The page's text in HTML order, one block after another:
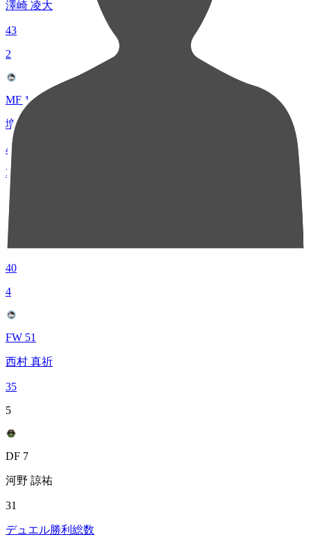
澤崎 凌大
43
2
MF 19
増田 隼司
42
3
DF 6
舘野 俊祐
40
4
FW 51
西村 真祈
35
5
DF 7
河野 諒祐
31
デュエル勝利総数